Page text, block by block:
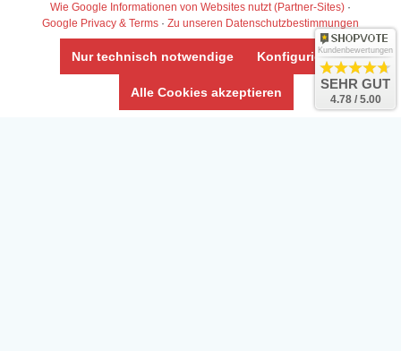
Umwelt und Entsorgung
Vertrag widerrufen
* Alle Preise inkl. ges. MwSt. zzgl. Versandkosten
Zierfische, Garnelen, Krebse, Wasserschnecken (Wirbellose),
Wie Google Informationen von Websites nutzt (Partner-Sites) ·
Google Privacy & Terms · Zu unseren Datenschutzbestimmungen
Nur technisch notwendige Konfigurieren
Alle Cookies akzeptieren
Kundenbewertungen
SEHR GUT
4.78 / 5.00